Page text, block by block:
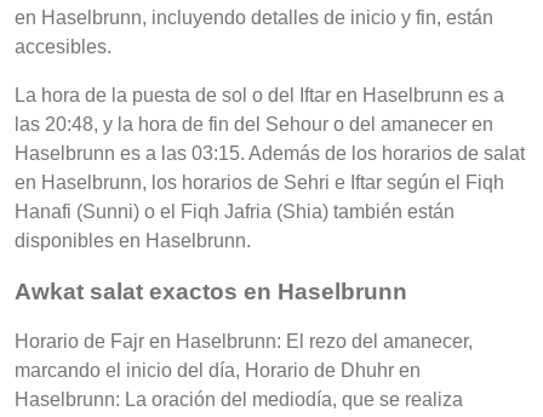
en Haselbrunn, incluyendo detalles de inicio y fin, están
accesibles.
La hora de la puesta de sol o del Iftar en Haselbrunn es a
las 20:48, y la hora de fin del Sehour o del amanecer en
Haselbrunn es a las 03:15. Además de los horarios de salat
en Haselbrunn, los horarios de Sehri e Iftar según el Fiqh
Hanafi (Sunni) o el Fiqh Jafria (Shia) también están
disponibles en Haselbrunn.
Awkat salat exactos en Haselbrunn
Horario de Fajr en Haselbrunn: El rezo del amanecer,
marcando el inicio del día, Horario de Dhuhr en
Haselbrunn: La oración del mediodía, que se realiza